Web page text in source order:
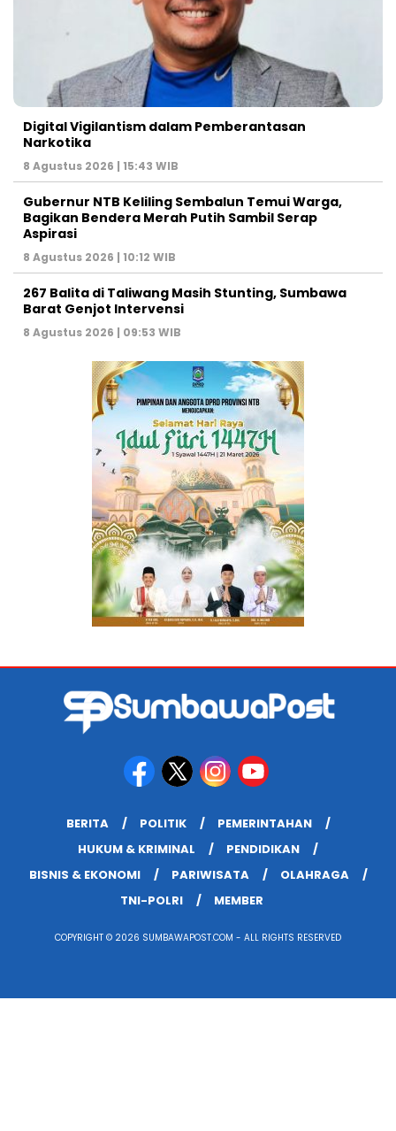
Digital Vigilantism dalam Pemberantasan
Narkotika
8 Agustus 2026 | 15:43 WIB
Gubernur NTB Keliling Sembalun Temui Warga,
Bagikan Bendera Merah Putih Sambil Serap
Aspirasi
8 Agustus 2026 | 10:12 WIB
267 Balita di Taliwang Masih Stunting, Sumbawa
Barat Genjot Intervensi
8 Agustus 2026 | 09:53 WIB
BERITA POLITIK
PEMERINTAHAN
HUKUM & KRIMINAL
PENDIDIKAN
BISNIS & EKONOMI
PARIWISATA
OLAHRAGA
TNI-POLRI
MEMBER
COPYRIGHT © 2026 SUMBAWAPOST.COM - ALL RIGHTS RESERVED